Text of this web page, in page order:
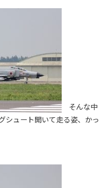
そんな中
シュート開いて走る姿、かっ